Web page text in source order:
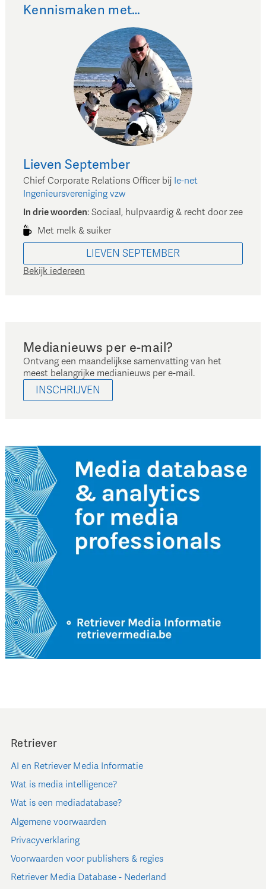
Kennismaken met…
Lieven September
Chief Corporate Relations Officer bij Ie-net
Ingenieursvereniging vzw
In drie woorden: Sociaal, hulpvaardig & recht door zee
Met melk & suiker
LIEVEN SEPTEMBER
Bekijk iedereen
Medianieuws per e-mail?
Ontvang een maandelijkse samenvatting van het
meest belangrijke medianieuws per e-mail.
INSCHRIJVEN
Retriever
AI en Retriever Media Informatie
Wat is media intelligence?
Wat is een mediadatabase?
Algemene voorwaarden
Privacyverklaring
Voorwaarden voor publishers & regies
Retriever Media Database - Nederland